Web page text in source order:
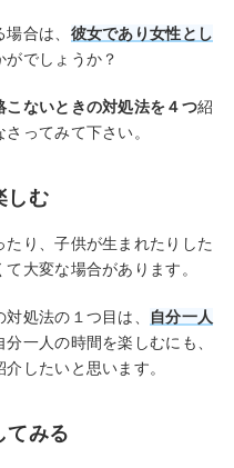
合は、 彼女であり女性とし
がでしょうか？
こないときの対処法を４つ紹
ってみて下さい。
しむ
り、子供が生まれたりした
大変な場合があります。
処法の１つ目は、
自分一人
一人の時間を楽しむにも、
したいと思います。
てみる